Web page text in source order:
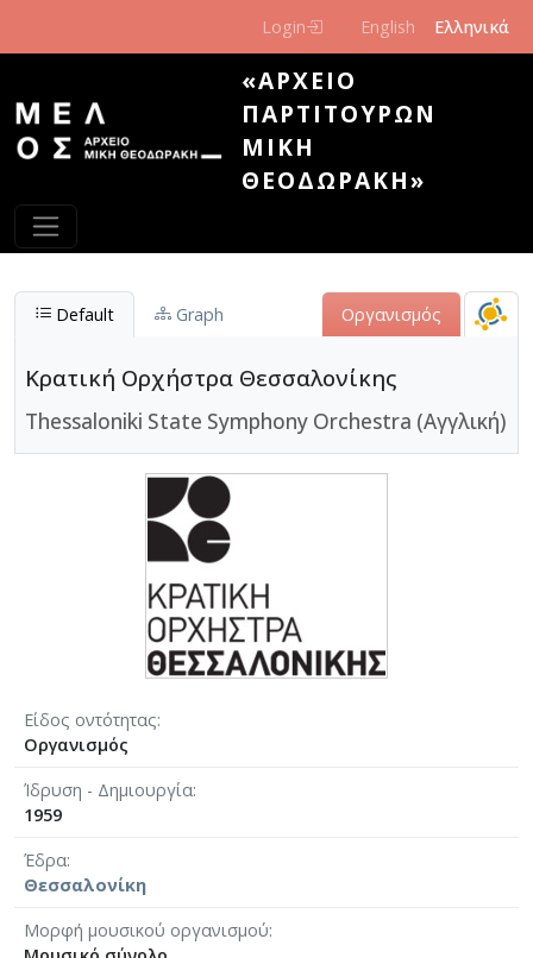
Login English Ελληνικά
«ΑΡΧΕΊΟ
ΠΑΡΤΙΤΟΎΡΩΝ
ΜΊΚΗ
ΘΕΟΔΩΡΆΚΗ»
Default Graph Οργανισμός
Κρατική Ορχήστρα Θεσσαλονίκης
Thessaloniki State Symphony Orchestra (Αγγλική)
Είδος οντότητας
Οργανισμός
Ίδρυση - Δημιουργία
1959
Έδρα
Θεσσαλονίκη
Μορφή μουσικού οργανισμού